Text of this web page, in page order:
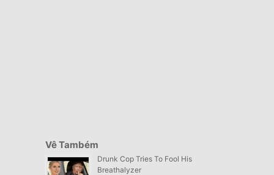
Vê Também
Drunk Cop Tries To Fool His
Breathalyzer